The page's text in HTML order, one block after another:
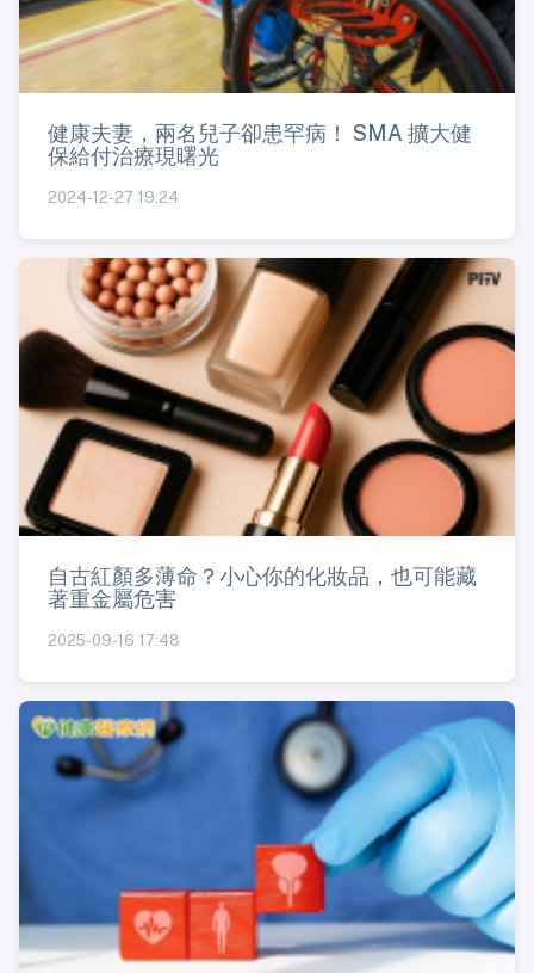
健康夫妻，兩名兒子卻患罕病！ SMA 擴大健
保給付治療現曙光
2024-12-27 19:24
自古紅顏多薄命？小心你的化妝品，也可能藏
著重金屬危害
2025-09-16 17:48